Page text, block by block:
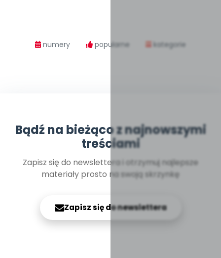
numery popularne kategorie
Bądź na bieżąco z najnowszymi
treściami
Zapisz się do newslettera i otrzymuj najlepsze
materiały prosto na swoją skrzynkę
Zapisz się do newslettera